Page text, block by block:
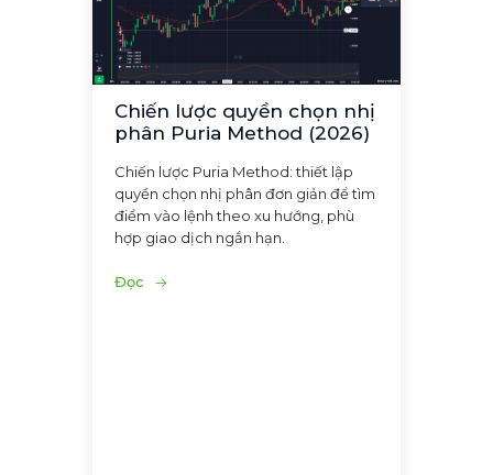
Chiến lược quyền chọn nhị
phân Puria Method (2026)
Chiến lược Puria Method: thiết lập
quyền chọn nhị phân đơn giản để tìm
điểm vào lệnh theo xu hướng, phù
hợp giao dịch ngắn hạn.
Đọc